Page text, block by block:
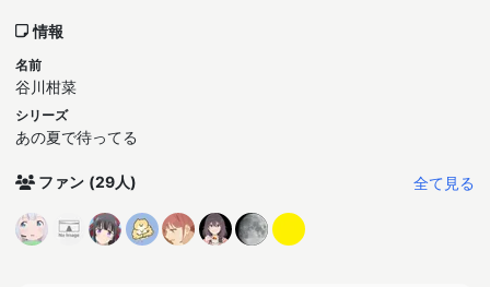
情報
名前
谷川柑菜
シリーズ
あの夏で待ってる
ファン (29人) 全て見る